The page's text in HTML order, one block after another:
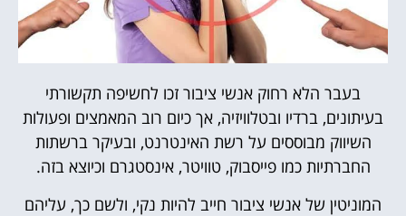
בעבר הלא רחוק אנשי ציבור זכו לחשיפה תקשורתי
בעיתונים, ברדיו ובטלוויזיה, אך כיום רוב המאמצים ופעולות
השיווק מבוססים על רשת האינטרנט, ובעיקר ברשתות
החברתיות כמו פייסבוק, טוויטר, אינסטגרם וכיוצא בזה.
המוניטין של אנשי ציבור חייב להיות נקי, ולשם כך, עליהם